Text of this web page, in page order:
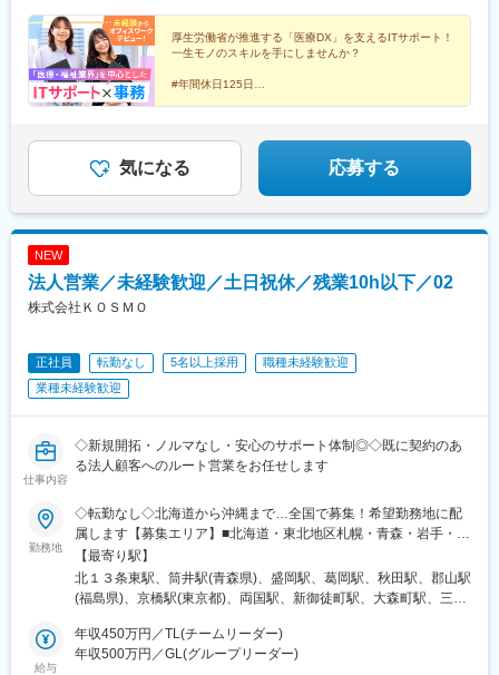
市、西宮市奈良／橿原市、奈良市滋賀／草津市和歌山／和歌山市
▼中国・四国広島／広島市岡山／岡山市鳥取／米子市高知／高知
市香川／高松市▼九州・沖縄福岡／福岡市、飯塚市、筑紫野市大
分／大分市宮崎／宮崎市鹿児島／鹿児島市沖縄／那覇市、うるま
市、宮古島市、石垣市
駅、三越前駅、六本木駅、水道橋駅、成増駅、秋葉原駅、青砥
駅、中野坂上駅、千石駅、東日本橋駅、京橋駅(東京都)、八幡山
駅、半蔵門駅、浜松町駅、二子玉川駅、蒲田駅、用賀駅、新横浜
駅、新潟駅、北五泉駅、長岡駅、大垣駅、富士駅、西掛川駅、刈
谷駅、今池駅(愛知県)、栄駅(愛知県)、平針駅、三郷駅(愛知県)、
駅、南草津駅、北野白梅町駅、烏丸駅、十条駅(京都市営)、高槻
駅、天満橋駅、肥後橋駅、長堀橋駅、本町駅、淀屋橋駅、池田駅
川端駅、千早駅、赤坂駅(福岡県)、朝倉街道駅、新飯塚駅、大分
駅、牧駅(大分県)、加納駅(宮崎県)、上伊集院駅、工学部前駅、宇
葉駅、二重橋前駅、西早稲田駅、稲荷町駅(東京都)、新御茶ノ水
駅、国立競技場駅、新日本橋駅、参宮橋駅、乃木坂駅、後楽園
駅(愛知県)、高岳駅、丸の内駅(愛知県)、名古屋駅、北安城駅、四
条駅(京都市営)、十条駅(京都府・近鉄線)、高槻市駅、谷町四丁目
阪梅田駅(阪急線)、東淀川駅、なにわ橋駅、西宮駅、山陽姫路駅、
ハーバーランド駅、出屋敷駅、旧居留地・大丸前駅、松塚駅、県
庁前駅(広島県)、御幸橋駅、岡山駅前駅、県立美術館通駅、祇園駅
(福岡県)、呉服町駅(福岡県)、西鉄千早駅、西鉄福岡駅、天拝山
駅、唐湊駅、脇田駅、壺川駅、大阪梅田駅(阪神線)、片原町駅(香
川県)、西８丁目駅、あおば通駅、新千葉駅、大手町駅(東京都)、
高輪台駅、京成上野駅、神保町駅、四谷三丁目駅、岩本町駅、馬
喰町駅、日本橋駅(東京都)、銀座一丁目駅、上北沢駅、永田町駅、
竹芝駅、京急蒲田駅、千種駅、矢場町駅、名鉄名古屋駅、京都河
厚生労働省が推進する「医療DX」を支えるITサポート！
一生モノのスキルを手にしませんか？
#年間休日125日
#産休・育休実績多数
#医療福祉業界の知識はそのまま活かせる
気になる 応募する
NEW
法人営業／未経験歓迎／土日祝休／残業10h以下／02
株式会社ＫＯＳＭＯ
正社員 転勤なし 5名以上採用
職種未経験歓迎
業種未経験歓迎
仕事内容
◇新規開拓・ノルマなし・安心のサポート体制◎◇既に契約のあ
る法人顧客へのルート営業をお任せします
勤務地
◇転勤なし◇北海道から沖縄まで…全国で募集！希望勤務地に配
属します【募集エリア】■北海道・東北地区札幌・青森・岩手・宮
城・秋田・福島■関東地区東京・千葉・神奈川・茨城・栃木・群
馬・埼玉・長野・新潟■東海地区岐阜・愛知・三重・静岡■近畿・
北陸地区滋賀・京都・大阪・兵庫・奈良・石川・富山・福井■中
九州・沖縄地区福岡・佐賀・長崎・熊本・大分・宮崎・鹿児島・
沖縄★マイカー通勤OK（プロジェクト先により異なります）※勤
【最寄り駅】
北１３条東駅、筒井駅(青森県)、盛岡駅、葛岡駅、秋田駅、郡山駅
(福島県)、京橋駅(東京都)、両国駅、新御徒町駅、大森町駅、三軒
駅、八柱駅、たまプラーザ駅、東戸塚駅、本厚木駅、万博記念公
園駅(茨城県)、駅東公園前駅、井野駅(群馬県)、獨協大学前駅、川
給与
年収450万円／TL(チームリーダー)
年収500万円／GL(グループリーダー)